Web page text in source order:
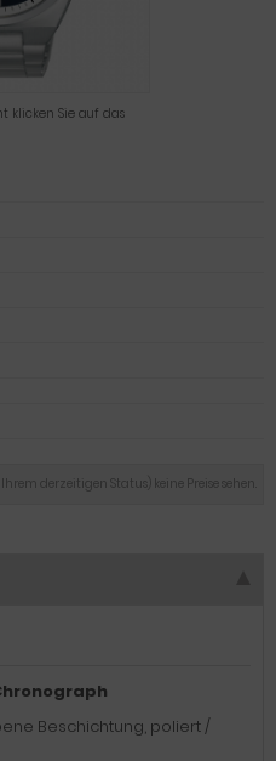
klicken Sie auf das
derzeitigen Status) keine Preise sehen.
Beschichtung, poliert /